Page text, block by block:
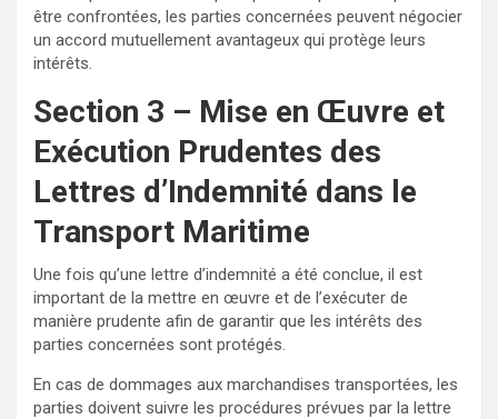
être confrontées, les parties concernées peuvent négocier
un accord mutuellement avantageux qui protège leurs
intérêts.
Section 3 – Mise en Œuvre et
Exécution Prudentes des
Lettres d’Indemnité dans le
Transport Maritime
Une fois qu’une lettre d’indemnité a été conclue, il est
important de la mettre en œuvre et de l’exécuter de
manière prudente afin de garantir que les intérêts des
parties concernées sont protégés.
En cas de dommages aux marchandises transportées, les
parties doivent suivre les procédures prévues par la lettre